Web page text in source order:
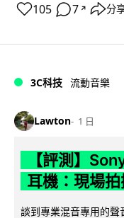
105 7 ↗ 分
3C科技 流動音樂
Lawton 1 日
【評測】
耳機：現場
談到專業混音專用的